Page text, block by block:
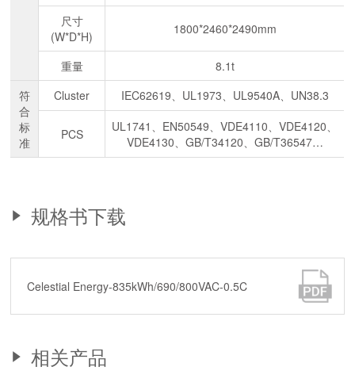
尺寸
(W*D*H)
1800*2460*2490mm
重量
8.1t
符
合
标
准
Cluster IEC62619、UL1973、UL9540A、UN38.3
PCS
UL1741、EN50549、VDE4110、VDE4120、
VDE4130、GB/T34120、GB/T36547…
规格书下载
Celestial Energy-835kWh/690/800VAC-0.5C
相关产品